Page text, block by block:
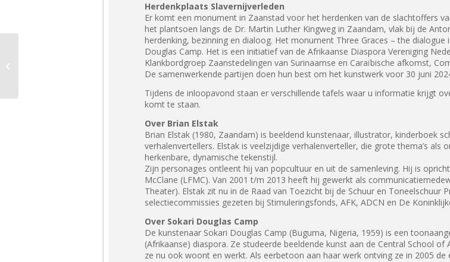
Herdenkplaats Slavernijverleden
Er komt een monument in Zaanstad voor het herdenken van de slachtoffers
het plantsoen langs de Dr. Martin Luther Kingweg in Zaandam, vlak bij de
herdenking, bezinning en dialoog. Het monument Three Graces – the
Douglas Camp. Het is een initiatief van de Afrikaanse Diaspora Vereniging
Klankbordgroep Zaanstedelingen van Surinaamse en Caraïbische afkomst,
De samenwerkende partijen doen hun best om het kunstwerk voor 30 juni
Tijdens de inloopavond staan er verschillende tafels waar u informatie krijgt
komt te staan.
Over Brian Elstak
Brian Elstak (1980, Zaandam) is beeldend kunstenaar, illustrator, kinderboek
verhalenvertellers. Elstak is veelzijdige verhalenverteller, die grote thema’s als
herkenbare, dynamische tekenstijl.
Zijn personages ontleent hij van popcultuur en uit de samenleving. Hij is
McClane (LFMC). Van 2001 t/m 2013 heeft hij gewerkt als
Theater). Elstak zit nu in de Raad van Toezicht bij de Schuur en Toneelschuur
selectiecommissies gezeten bij Stimuleringsfonds, AFK, ADCN en De
Over Sokari Douglas Camp
De kunstenaar Sokari Douglas Camp (Buguma, Nigeria, 1959) is een
(Afrikaanse) diaspora. Ze studeerde beeldende kunst aan de Central School
ze nu ook woont en werkt. Als eerbetoon aan haar werk ontving ze in 2005